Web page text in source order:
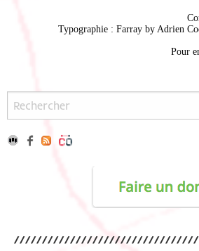
Typographie : Farray by Adrien
Pour